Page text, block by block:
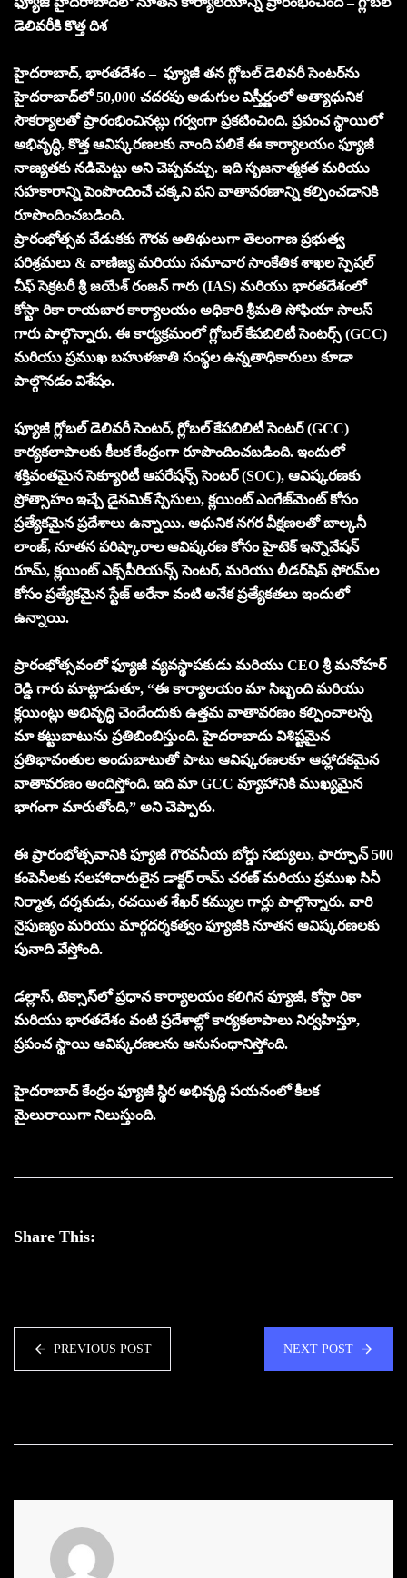
డెలివరీకి కొత్త దిశ
హైదరాబాద్, భారతదేశం – ఫ్యూజీ తన గ్లోబల్ డెలివరీ సెంటర్‌ను
హైదరాబాద్‌లో 50,000 చదరపు అడుగుల విస్తీర్ణంలో అత్యాధునిక
సౌకర్యాలతో ప్రారంభించినట్లు గర్వంగా ప్రకటించింది. ప్రపంచ స్థాయిలో
అభివృద్ధి, కొత్త ఆవిష్కరణలకు నాంది పలికే ఈ కార్యాలయం ఫ్యూజీ
నాణ్యతకు నడిమెట్టు అని చెప్పవచ్చు. ఇది సృజనాత్మకత మరియు
సహకారాన్ని పెంపొందించే చక్కని పని వాతావరణాన్ని కల్పించడానికి
రూపొందించబడింది.
ప్రారంభోత్సవ వేడుకకు గౌరవ అతిథులుగా తెలంగాణ ప్రభుత్వ
పరిశ్రమలు & వాణిజ్య మరియు సమాచార సాంకేతిక శాఖల స్పెషల్
చీఫ్ సెక్రటరీ శ్రీ జయేశ్ రంజన్ గారు (IAS) మరియు భారతదేశంలో
కోస్టా రికా రాయబార కార్యాలయం అధికారి శ్రీమతి సోఫియా సాలస్
గారు పాల్గొన్నారు. ఈ కార్యక్రమంలో గ్లోబల్ కేపబిలిటీ సెంటర్స్ (GCC)
మరియు ప్రముఖ బహుళజాతి సంస్థల ఉన్నతాధికారులు కూడా
పాల్గొనడం విశేషం.
ఫ్యూజీ గ్లోబల్ డెలివరీ సెంటర్, గ్లోబల్ కేపబిలిటీ సెంటర్ (GCC)
కార్యకలాపాలకు కీలక కేంద్రంగా రూపొందించబడింది. ఇందులో
శక్తివంతమైన సెక్యూరిటీ ఆపరేషన్స్ సెంటర్ (SOC), ఆవిష్కరణకు
ప్రోత్సాహం ఇచ్చే డైనమిక్ స్పేసులు, క్లయింట్ ఎంగేజ్‌మెంట్ కోసం
ప్రత్యేకమైన ప్రదేశాలు ఉన్నాయి. ఆధునిక నగర వీక్షణలతో బాల్కనీ
లాంజ్, నూతన పరిష్కారాల ఆవిష్కరణ కోసం హైటెక్ ఇన్నొవేషన్
రూమ్, క్లయింట్ ఎక్స్‌పీరియన్స్ సెంటర్, మరియు లీడర్‌షిప్ ఫోరమ్‌ల
కోసం ప్రత్యేకమైన స్టేజ్ అరేనా వంటి అనేక ప్రత్యేకతలు ఇందులో
ఉన్నాయి.
ప్రారంభోత్సవంలో ఫ్యూజీ వ్యవస్థాపకుడు మరియు CEO శ్రీ మనోహర్
రెడ్డి గారు మాట్లాడుతూ, “ఈ కార్యాలయం మా సిబ్బంది మరియు
క్లయింట్లు అభివృద్ధి చెందేందుకు ఉత్తమ వాతావరణం కల్పించాలన్న
మా కట్టుబాటును ప్రతిబింబిస్తుంది. హైదరాబాదు విశిష్టమైన
ప్రతిభావంతుల అందుబాటుతో పాటు ఆవిష్కరణలకూ ఆహ్లాదకమైన
వాతావరణం అందిస్తోంది. ఇది మా GCC వ్యూహానికి ముఖ్యమైన
భాగంగా మారుతోంది,” అని చెప్పారు.
ఈ ప్రారంభోత్సవానికి ఫ్యూజీ గౌరవనీయ బోర్డు సభ్యులు, ఫార్చూన్ 500
కంపెనీలకు సలహాదారులైన డాక్టర్ రామ్ చరణ్ మరియు ప్రముఖ సినీ
నిర్మాత, దర్శకుడు, రచయిత శేఖర్ కమ్ముల గార్లు పాల్గొన్నారు. వారి
నైపుణ్యం మరియు మార్గదర్శకత్వం ఫ్యూజీకి నూతన ఆవిష్కరణలకు
పునాది వేస్తోంది.
డల్లాస్, టెక్సాస్‌లో ప్రధాన కార్యాలయం కలిగిన ఫ్యూజీ, కోస్టా రికా
మరియు భారతదేశం వంటి ప్రదేశాల్లో కార్యకలాపాలు నిర్వహిస్తూ,
ప్రపంచ స్థాయి ఆవిష్కరణలను అనుసంధానిస్తోంది.
హైదరాబాద్ కేంద్రం ఫ్యూజీ స్థిర అభివృద్ధి పయనంలో కీలక
మైలురాయిగా నిలుస్తుంది.
Share This:
PREVIOUS POST NEXT POST